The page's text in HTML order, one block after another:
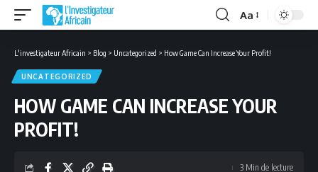
Font
Aa
L'investigateur Africain > Blog > Uncategorized > How Game Can Increase Your Profit!
UNCATEGORIZED
HOW GAME CAN INCREASE YOUR
PROFIT!
3 Min de lecture